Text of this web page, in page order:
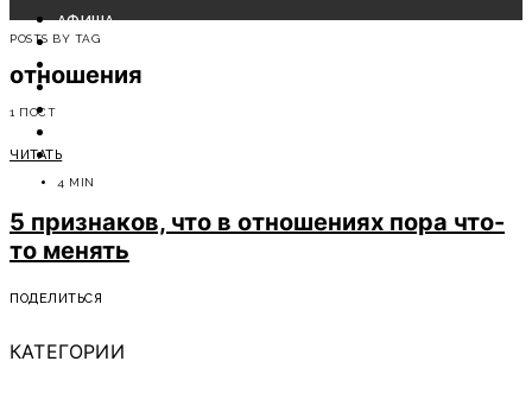
АФИША
СОБЫТИЯ
КРАСОТА
МОДА
СОВЕТЫ ЭКСПЕРТОВ
POSTS BY TAG
отношения
1 ПОСТ
ЧИТАТЬ
4 MIN
5 признаков, что в отношениях пора что-
то менять
ПОДЕЛИТЬСЯ
КАТЕГОРИИ